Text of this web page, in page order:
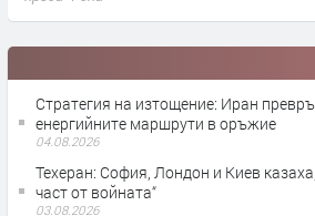
Стратегия на изтощение: Иран
енергийните маршрути в оръжие
04.08.2026
Teхеран: София, Лондон и Киев
част от войната“
03.08.2026